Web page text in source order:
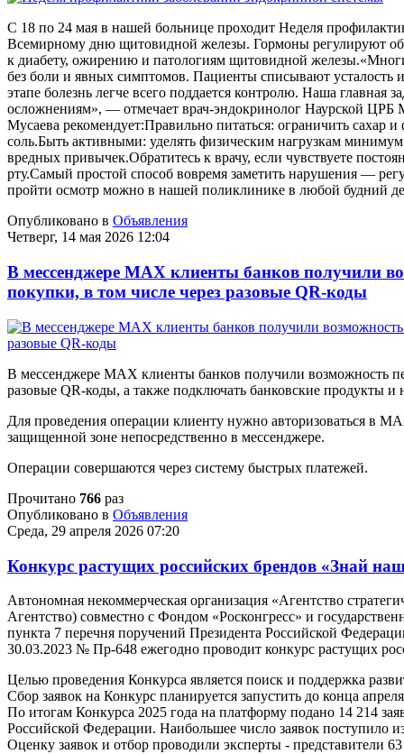
С 18 по 24 мая в нашей больнице проходит Неделя
Всемирному дню щитовидной железы. Гормоны регулируют
к диабету, ожирению и патологиям щитовидной
без боли и явных симптомов. Пациенты списывают усталость
этапе болезнь легче всего поддается контролю. Наша
осложнениям», — отмечает врач-эндокринолог Наурской ЦРБ
Мусаева рекомендует:Правильно питаться: ограничить сахар
соль.Быть активными: уделять физическим нагрузкам минимум
вредных привычек.Обратитесь к врачу, если чувствуете
рту.Самый простой способ вовремя заметить нарушения —
пройти осмотр можно в нашей поликлинике в любой будний
Опубликовано в Объявления
Четверг, 14 мая 2026 12:04
В мессенджере MAX клиенты банков получили
покупки, в том числе через разовые QR-коды
В мессенджере MAX клиенты банков получили возможность
разовые QR-коды, а также подключать банковские продукты и
Для проведения операции клиенту нужно авторизоваться в
защищенной зоне непосредственно в мессенджере.
Операции совершаются через систему быстрых платежей.
Прочитано 766 раз
Опубликовано в Объявления
Среда, 29 апреля 2026 07:20
Конкурс растущих российских брендов «Знай
Автономная некоммерческая организация «Агентство
Агентство) совместно с Фондом «Росконгресс» и
пункта 7 перечня поручений Президента Российской
30.03.2023 № Пр-648 ежегодно проводит конкурс растущих
Целью проведения Конкурса является поиск и поддержка
Сбор заявок на Конкурс планируется запустить до конца
По итогам Конкурса 2025 года на платформу подано 14 214
Российской Федерации. Наибольшее число заявок поступило
Оценку заявок и отбор проводили эксперты - представители